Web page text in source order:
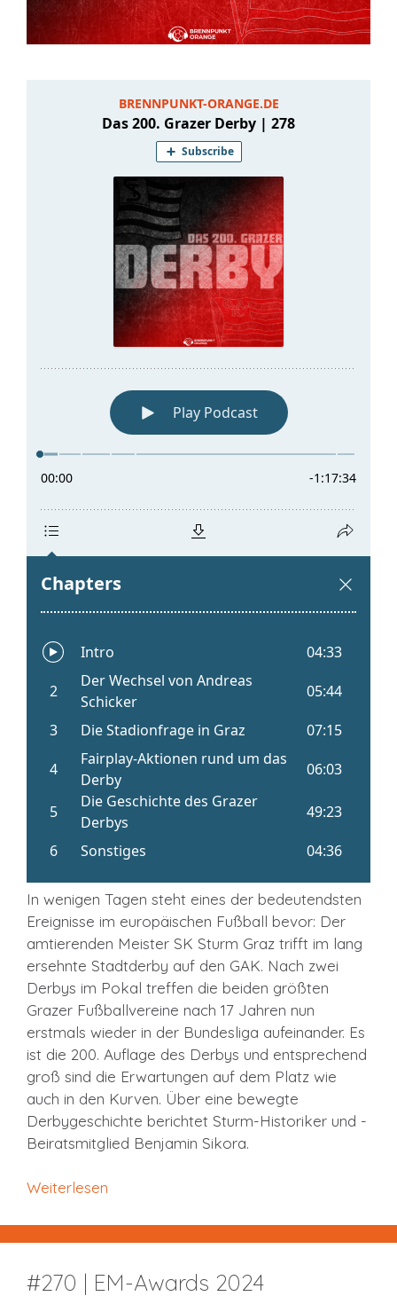
In wenigen Tagen steht eines der bedeutendsten
Ereignisse im europäischen Fußball bevor: Der
amtierenden Meister SK Sturm Graz trifft im lang
ersehnte Stadtderby auf den GAK. Nach zwei
Derbys im Pokal treffen die beiden größten
Grazer Fußballvereine nach 17 Jahren nun
erstmals wieder in der Bundesliga aufeinander. Es
ist die 200. Auflage des Derbys und entsprechend
groß sind die Erwartungen auf dem Platz wie
auch in den Kurven. Über eine bewegte
Derbygeschichte berichtet Sturm-Historiker und -
Beiratsmitglied Benjamin Sikora.
Weiterlesen
#270 | EM-Awards 2024